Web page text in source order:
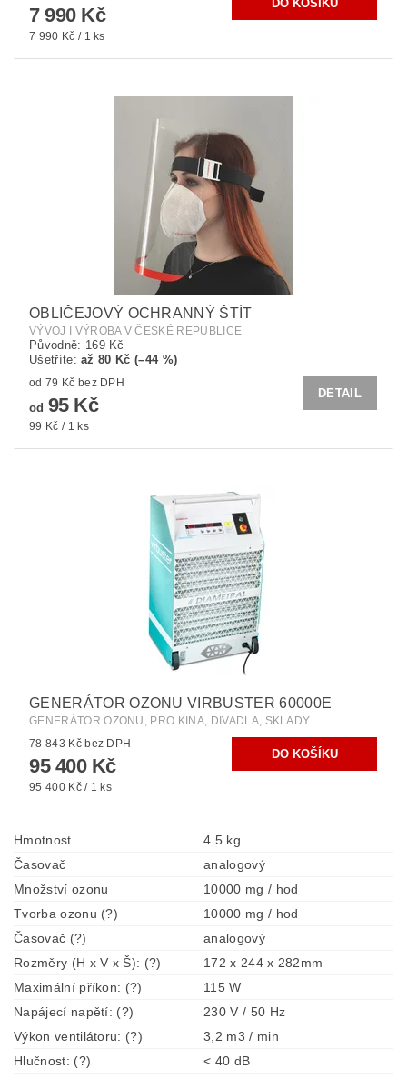
7 990 Kč
7 990 Kč / 1 ks
OBLIČEJOVÝ OCHRANNÝ ŠTÍT
VÝVOJ I VÝROBA V ČESKÉ REPUBLICE
Původně: 169 Kč
Ušetříte:až 80 Kč (–44 %)
od 79 Kč bez DPH
od 95 Kč
99 Kč / 1 ks
DETAIL
GENERÁTOR OZONU VIRBUSTER 60000E
GENERÁTOR OZONU, PRO KINA, DIVADLA, SKLADY
78 843 Kč bez DPH
95 400 Kč
95 400 Kč / 1 ks
Hmotnost
4.5 kg
Časovač
analogový
Množství ozonu
10000 mg / hod
Tvorba ozonu (?)
10000 mg / hod
Časovač (?)
analogový
Rozměry (H x V x Š): (?)
172 x 244 x 282mm
Maximální příkon: (?)
115 W
Napájecí napětí: (?)
230 V / 50 Hz
Výkon ventilátoru: (?)
3,2 m3 / min
Hlučnost: (?)
< 40 dB